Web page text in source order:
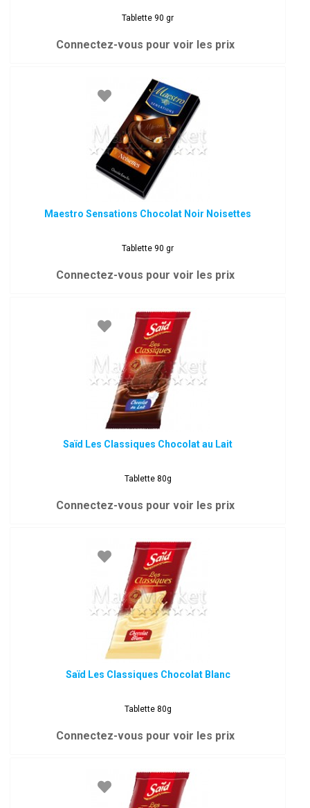
Tablette 90 gr
Connectez-vous pour voir les prix
Maestro Sensations Chocolat Noir Noisettes
Tablette 90 gr
Connectez-vous pour voir les prix
Saïd Les Classiques Chocolat au Lait
Tablette 80g
Connectez-vous pour voir les prix
Saïd Les Classiques Chocolat Blanc
Tablette 80g
Connectez-vous pour voir les prix